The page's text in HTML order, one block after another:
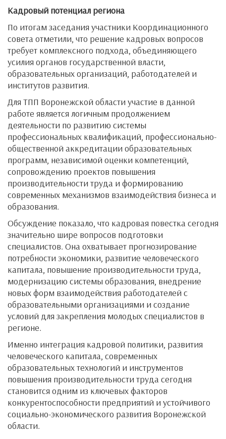
Кадровый потенциал региона
По итогам заседания участники Координационного
совета отметили, что решение кадровых вопросов
требует комплексного подхода, объединяющего
усилия органов государственной власти,
образовательных организаций, работодателей и
институтов развития.
Для ТПП Воронежской области участие в данной
работе является логичным продолжением
деятельности по развитию системы
профессиональных квалификаций, профессионально-
общественной аккредитации образовательных
программ, независимой оценки компетенций,
сопровождению проектов повышения
производительности труда и формированию
современных механизмов взаимодействия бизнеса и
образования.
Обсуждение показало, что кадровая повестка сегодня
значительно шире вопросов подготовки
специалистов. Она охватывает прогнозирование
потребности экономики, развитие человеческого
капитала, повышение производительности труда,
модернизацию системы образования, внедрение
новых форм взаимодействия работодателей с
образовательными организациями и создание
условий для закрепления молодых специалистов в
регионе.
Именно интеграция кадровой политики, развития
человеческого капитала, современных
образовательных технологий и инструментов
повышения производительности труда сегодня
становится одним из ключевых факторов
конкурентоспособности предприятий и устойчивого
социально-экономического развития Воронежской
области.